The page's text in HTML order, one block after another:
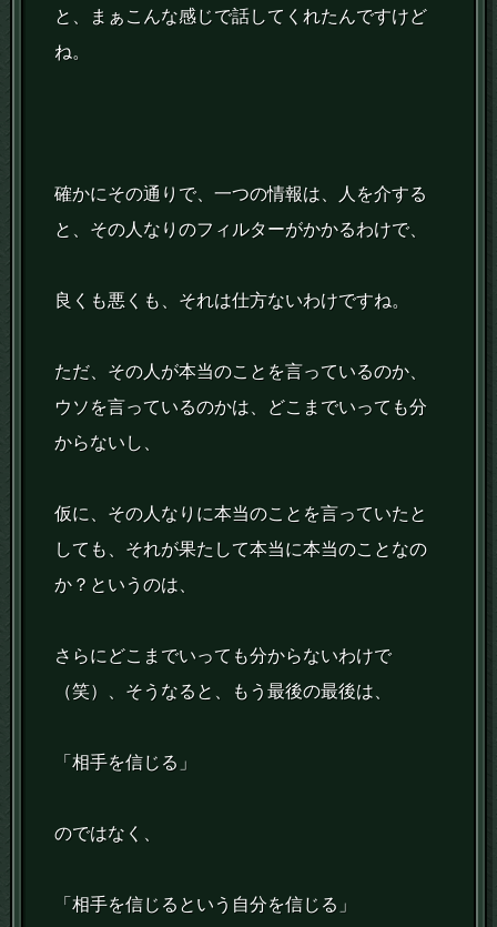
と、まぁこんな感じで話してくれたんですけど
ね。
確かにその通りで、一つの情報は、人を介する
と、その人なりのフィルターがかかるわけで、
良くも悪くも、それは仕方ないわけですね。
ただ、その人が本当のことを言っているのか、
ウソを言っているのかは、どこまでいっても分
からないし、
仮に、その人なりに本当のことを言っていたと
しても、それが果たして本当に本当のことなの
か？というのは、
さらにどこまでいっても分からないわけで
（笑）、そうなると、もう最後の最後は、
「相手を信じる」
のではなく、
「相手を信じるという自分を信じる」